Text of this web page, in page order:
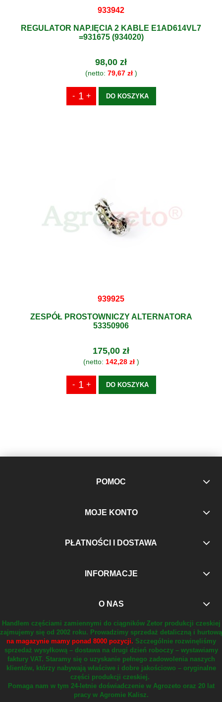
933942
REGULATOR NAP.IĘCIA 2 KABLE E1AD614VL7
=931675 (934020)
98,00 zł
(netto: 79,67 zł)
DO KOSZYKA
939925
ZESPÓŁ PROSTOWNICZY ALTERNATORA
53350906
175,00 zł
(netto: 142,28 zł)
DO KOSZYKA
POMOC
MOJE KONTO
PŁATNOŚCI I DOSTAWA
INFORMACJE
O NAS
Handlem częściami zamiennymi do ciągników Zetor produkcji czeskiej
zajmujemy się od 2002 roku. Prowadzimy sprzedaż detaliczną i hurtową
na magazynie mamy ponad 8000 pozycji. Szczególnie rozwinęliśmy
sprzedaż wysyłkową – dostawa na drugi dzień roboczy – wystawiamy
faktury VAT. Staramy się o uzyskanie pełnego zadowolenia naszych
klientów, którzy nabywają właściwe i dobre jakościowo – oryginalne
części produkcji czeskiej.
Pomaga nam w tym 24-letnie doświadczenie w Agrozeto oraz 20 lat
pracy w Agromie Kalisz.